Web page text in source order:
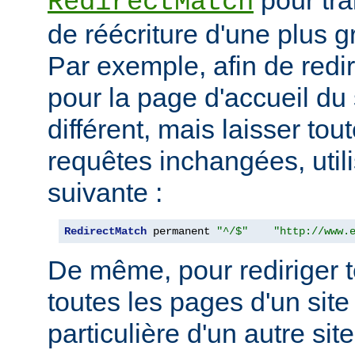
de réécriture d'une plus
Par exemple, afin de
pour la page d'accueil
différent, mais laisser
requêtes inchangées,
suivante :
RedirectMatch permanent "^/$" "http://
De même, pour rediriger
toutes les pages d'un
particulière d'un autre